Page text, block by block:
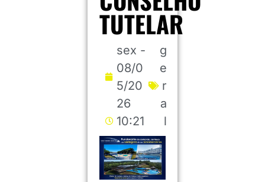
TUTELAR
sex -
08/0
5/20
26
10:21
g
e
r
a
l